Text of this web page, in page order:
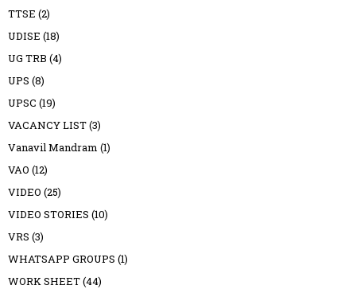
TTSE (2)
UDISE (18)
UG TRB (4)
UPS (8)
UPSC (19)
VACANCY LIST(3)
Vanavil Mandram (1)
VAO (12)
VIDEO (25)
VIDEO STORIES (10)
VRS (3)
WHATSAPP GROUPS (1)
WORK SHEET(44)